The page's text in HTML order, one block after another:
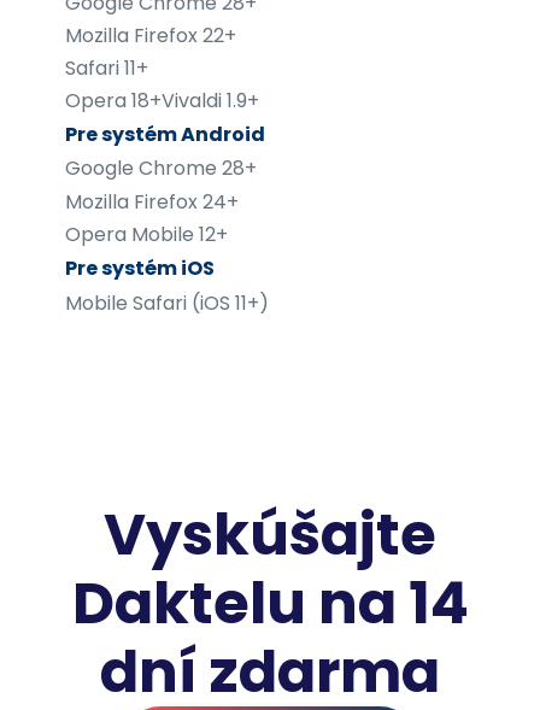
Mozilla Firefox 22+
Safari 11+
Opera 18+Vivaldi 1.9+
Pre systém Android
Google Chrome 28+
Mozilla Firefox 24+
Opera Mobile 12+
Pre systém iOS
Mobile Safari (iOS 11+)
Vyskúšajte
Daktelu na 14
dní zdarma